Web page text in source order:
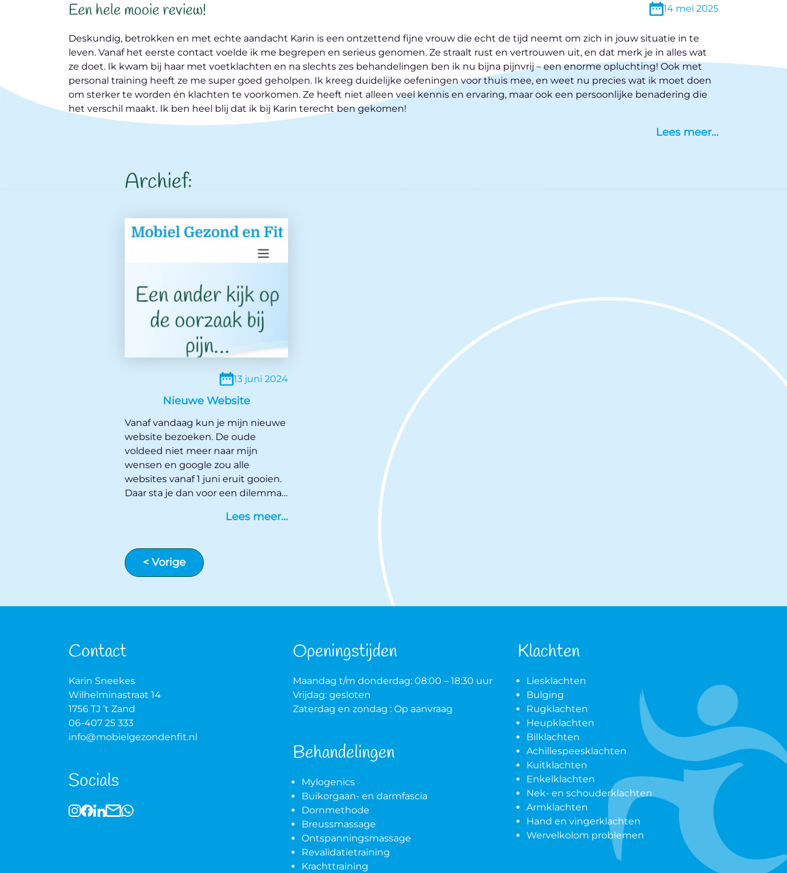
14 mei 2025
Een hele mooie review!
Deskundig, betrokken en met echte aandacht Karin is een ontzettend fijne vrouw die echt de tijd neemt om zich in jouw situatie in te
leven. Vanaf het eerste contact voelde ik me begrepen en serieus genomen. Ze straalt rust en vertrouwen uit, en dat merk je in alles wat
ze doet. Ik kwam bij haar met voetklachten en na slechts zes behandelingen ben ik nu bijna pijnvrij – een enorme opluchting! Ook met
personal training heeft ze me super goed geholpen. Ik kreeg duidelijke oefeningen voor thuis mee, en weet nu precies wat ik moet doen
om sterker te worden én klachten te voorkomen. Ze heeft niet alleen veel kennis en ervaring, maar ook een persoonlijke benadering die
het verschil maakt. Ik ben heel blij dat ik bij Karin terecht ben gekomen!
Lees meer
Archief:
13 juni 2024
Nieuwe Website
Vanaf vandaag kun je mijn nieuwe
website bezoeken. De oude
voldeed niet meer naar mijn
wensen en google zou alle
websites vanaf 1 juni eruit gooien.
Daar sta je dan voor een dilemma,
verder of laat je een site maken.
via google maken maar ik wilde
dan toch een eigen design en
naar mijn huisstijl die ik al een
van C-designs. https://c-designs.nl/
wensen. Echt heel blij mee. Neem
Lees meer
<Vorige
Contact
Karin Sneekes
Wilhelminastraat 14
1756 TJ ’t Zand
06-407 25 333
info@mobielgezondenfit.nl
Socials
Openingstijden
Maandag t/m donderdag: 08:00 – 18:30 uur
Vrijdag: gesloten
Zaterdag en zondag : Op aanvraag
Behandelingen
Mylogenics
Buikorgaan- en darmfascia
Dornmethode
Breussmassage
Ontspanningsmassage
Revalidatietraining
Krachttraining
Klachten
Liesklachten
Bulging
Rugklachten
Heupklachten
Bilklachten
Achillespeesklachten
Kuitklachten
Enkelklachten
Nek- en schouderklachten
Armklachten
Hand en vingerklachten
Wervelkolom problemen